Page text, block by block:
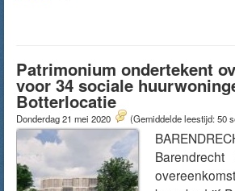
Patrimonium ondertekent
voor 34 sociale
Botterlocatie
Donderdag 21 mei 2020 (Gemiddelde leestijd: 50